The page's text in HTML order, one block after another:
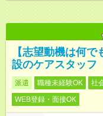
【志望動機は何
設のケアスタッフ
派遣 職種未経験OK 社
WEB登録・面接OK